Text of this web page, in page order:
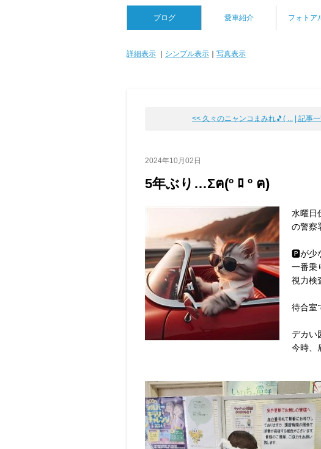
ブログ 愛車紹介 フォトア
詳細表示 シンプル表示 写真表示
<< 久々のニャンコまみれ🎵( ... | 記事一
2024年10月02日
5年ぶり…Σฅ(º ﾛ º ฅ)
水曜日
の警察
🅿️が少
視力検
待合室
デカい
今時、